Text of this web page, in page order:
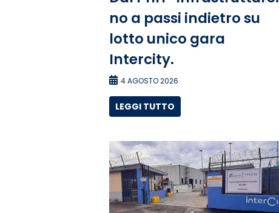
no a passi indietro su
lotto unico gara
Intercity.
4 AGOSTO 2026
LEGGI TUTTO